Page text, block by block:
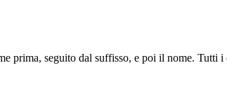
prima, seguito dal suffisso, e poi il nome. Tutti i